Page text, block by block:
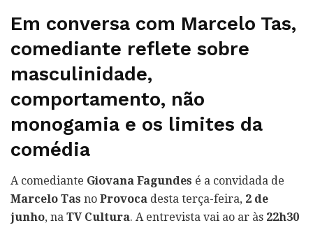
Em conversa com Marcelo Tas,
comediante reflete sobre
masculinidade,
comportamento, não
monogamia e os limites da
comédia
A comediante Giovana Fagundes é a convidada de
Marcelo Tas no Provoca desta terça-feira, 2 de
junho, na TV Cultura. A entrevista vai ao ar às 22h30